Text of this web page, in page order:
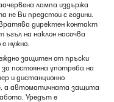
лампа издържа
не Ви предстои с години.
директен контакт
ъгъл на наклон насочва
нужно.
защитен от пръски
постоянна употреба на
и дистанционно
а автоматичната защита
Уредът е